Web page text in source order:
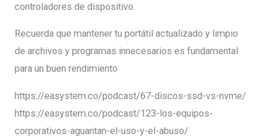
controladores de dispositivo.
Recuerda que mantener tu portátil actualizado y limpio
de archivos y programas innecesarios es fundamental
para un buen rendimiento
https://easystem.co/podcast/67-discos-ssd-vs-nvme/
https://easystem.co/podcast/123-los-equipos-
corporativos-aguantan-el-uso-y-el-abuso/